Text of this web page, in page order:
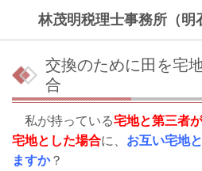
林茂明税理士事務所（明
交換のために田を宅
合
私が持っている宅地と第三者
宅地とした場合に、 お互い宅地
ますか？